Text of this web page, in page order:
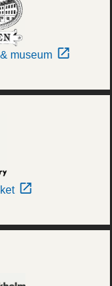
museum